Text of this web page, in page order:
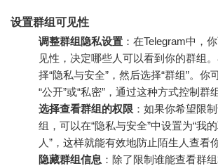
设置群组可见性
调整群组隐私设置 ：在Telegram中，
见性，决定哪些人可以看到你的群组
择“隐私与安全”，然后选择“群组”。你
“公开”或“私密”，通过这种方式控制群
选择查看群组的权限 ：如果你希望限
组，可以在“隐私与安全”中设置为“我
人”，这样就能有效地防止陌生人查看
隐藏群组信息 ：除了限制谁能查看群